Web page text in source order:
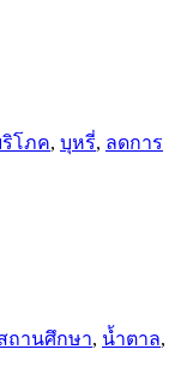
โภค, บุหรี่, ลดการ
ถานศึกษา, น้ำตาล,